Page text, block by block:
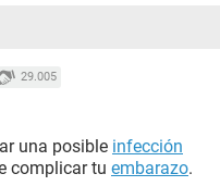
29.005
una posible infección
complicar tu embarazo.